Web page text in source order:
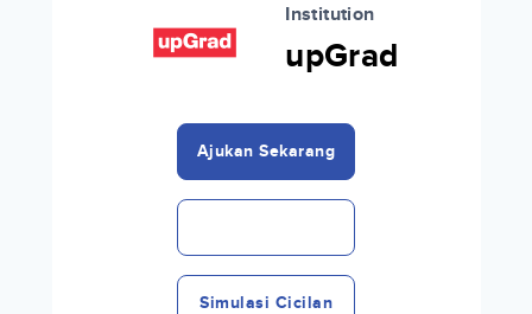
Institution
upGrad
Ajukan Sekarang
Simulasi Cicilan